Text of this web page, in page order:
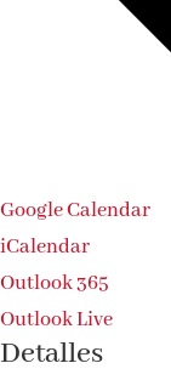
Google Calendar
iCalendar
Outlook 365
Outlook Live
Detalles